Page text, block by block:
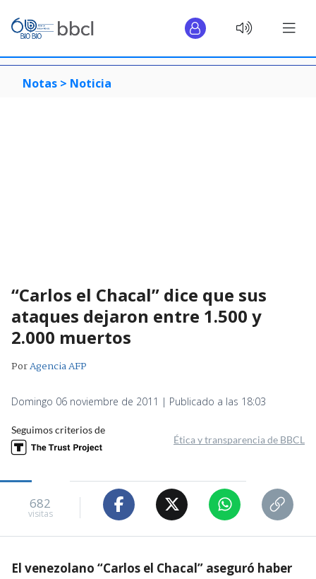
Notas > Noticia
“Carlos el Chacal” dice que sus
ataques dejaron entre 1.500 y
2.000 muertos
PorAgencia AFP
Domingo 06 noviembre de 2011 | Publicado a las 18:03
Seguimos criterios de
Ética y transparencia de BBCL
682
visitas
El venezolano “Carlos el Chacal” aseguró haber